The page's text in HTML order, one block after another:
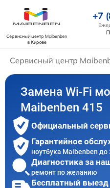
Сервисный центр Maibenben
в Кирове
+7
Сервисный центр
Замена Wi-Fi
Maibenben 415
Официальный
Гарантийное
ноутбука Maibenben до
Диагностика за
ремонт по желанию
Бесплатный выезд